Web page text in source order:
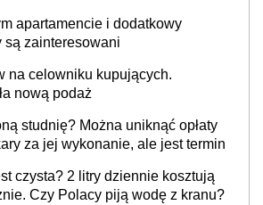
apartamencie i dodatkowy
są zainteresowani
na celowniku kupujących.
nową podaż
studnię? Można uniknąć opłaty
za jej wykonanie, ale jest termin
czysta? 2 litry dziennie kosztują
Czy Polacy piją wodę z kranu?